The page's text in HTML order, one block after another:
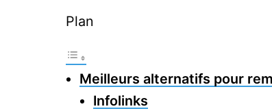
Plan
Meilleurs alternatifs pour
Infolinks